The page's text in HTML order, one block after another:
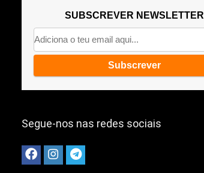
SUBSCREVER NEWSLETTER
Segue-nos nas redes sociais